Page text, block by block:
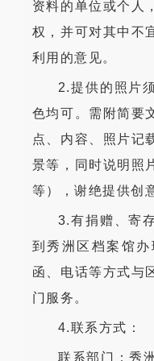
资料的单位或个人
权，并可对其中不
利用的意见。
2.提供的照片
色均可。需附简要
点、内容、照片记
景等，同时说明照
等），谢绝提供创
3.有捐赠、寄
到秀洲区档案馆
函、电话等方式与
门服务。
4.联系方式：
联系部门：秀